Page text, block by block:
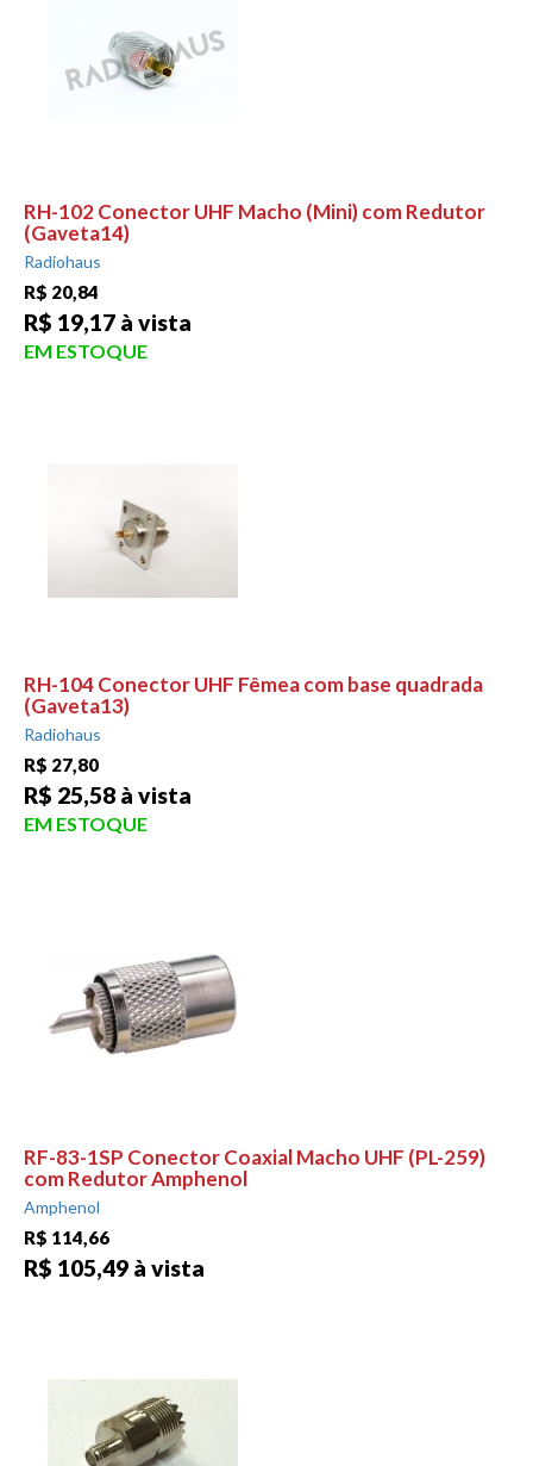
RH-102 Conector UHF Macho (Mini) com Redutor
(Gaveta14)
Radiohaus
R$ 20,84
R$ 19,17 à vista
EM ESTOQUE
RH-104 Conector UHF Fêmea com base quadrada
(Gaveta13)
Radiohaus
R$ 27,80
R$ 25,58 à vista
EM ESTOQUE
RF-83-1SP Conector Coaxial Macho UHF (PL-259)
com Redutor Amphenol
Amphenol
R$ 114,66
R$ 105,49 à vista